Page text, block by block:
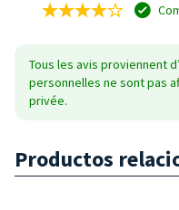
Tous les avis proviennent
personnelles ne sont pas
privée.
Productos